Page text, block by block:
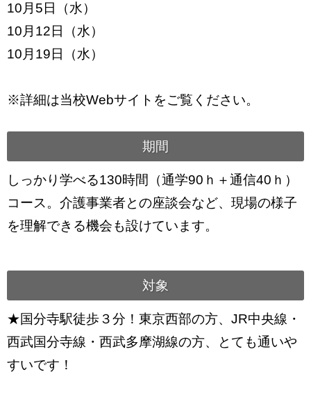
10月5日（水）
10月12日（水）
10月19日（水）
※詳細は当校Webサイトをご覧ください。
期間
しっかり学べる130時間（通学90ｈ＋通信40ｈ）
コース。介護事業者との座談会など、現場の様子
を理解できる機会も設けています。
対象
★国分寺駅徒歩３分！東京西部の方、JR中央線・
西武国分寺線・西武多摩湖線の方、とても通いや
すいです！